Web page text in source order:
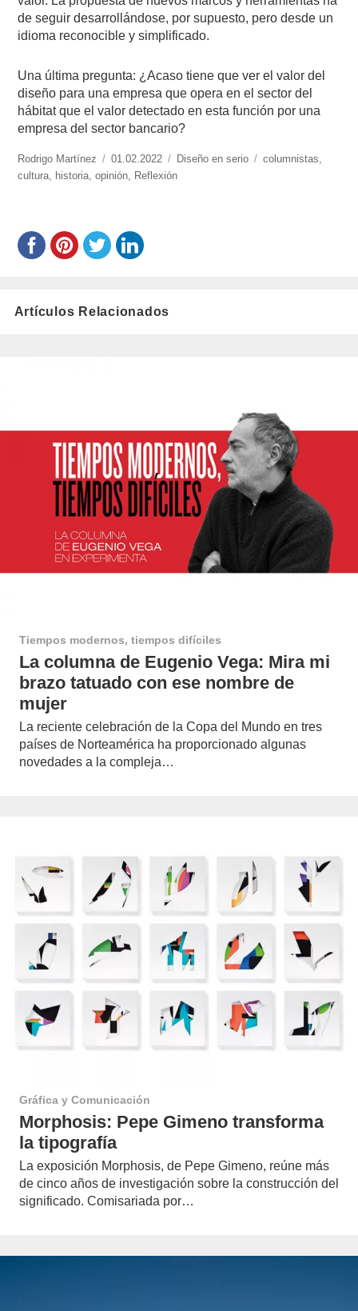
de seguir desarrollándose, por supuesto, pero desde un
idioma reconocible y simplificado.
Una última pregunta: ¿Acaso tiene que ver el valor del
diseño para una empresa que opera en el sector del
hábitat que el valor detectado en esta función por una
empresa del sector bancario?
https://www.experimenta.es/author/rodrigo-
martinez/
Rodrigo Martínez
Publicado
el
01.02.2022 Categorías
Diseño en serio Etiquetas
columnistas
cultura
historia ,opinión Reflexión
Artículos Relacionados
Tiempos modernos, tiempos difíciles
La columna de Eugenio Vega: Mira mi
brazo tatuado con ese nombre de
mujer
La reciente celebración de la Copa del Mundo en tres
países de Norteamérica ha proporcionado algunas
novedades a la compleja…
Gráfica y Comunicación
Morphosis: Pepe Gimeno transforma
la tipografía
La exposición Morphosis, de Pepe Gimeno, reúne más
de cinco años de investigación sobre la construcción del
significado. Comisariada por…